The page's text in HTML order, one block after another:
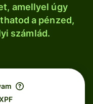
amellyel úgy
a pénzed,
számlád.